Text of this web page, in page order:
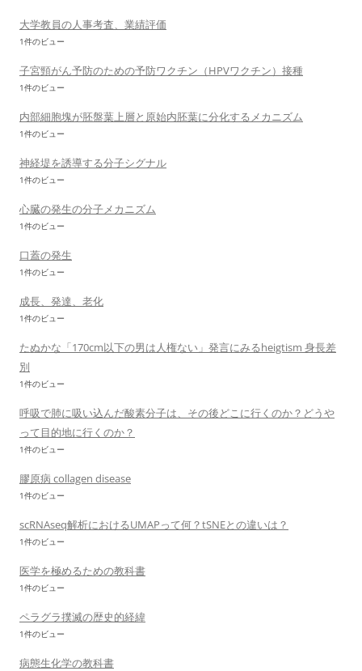
大学教員の人事考査、業績評価
1件のビュー
子宮頸がん予防のための予防ワクチン（HPVワクチン）接種
1件のビュー
内部細胞塊が胚盤葉上層と原始内胚葉に分化するメカニズム
1件のビュー
神経堤を誘導する分子シグナル
1件のビュー
心臓の発生の分子メカニズム
1件のビュー
口蓋の発生
1件のビュー
成長、発達、老化
1件のビュー
たぬかな「170cm以下の男は人権ない」発言にみるheigtism 身長差
別
1件のビュー
呼吸で肺に吸い込んだ酸素分子は、その後どこに行くのか？どうや
って目的地に行くのか？
1件のビュー
膠原病 collagen disease
1件のビュー
scRNAseq解析におけるUMAPって何？tSNEとの違いは？
1件のビュー
医学を極めるための教科書
1件のビュー
ペラグラ撲滅の歴史的経緯
1件のビュー
病態生化学の教科書